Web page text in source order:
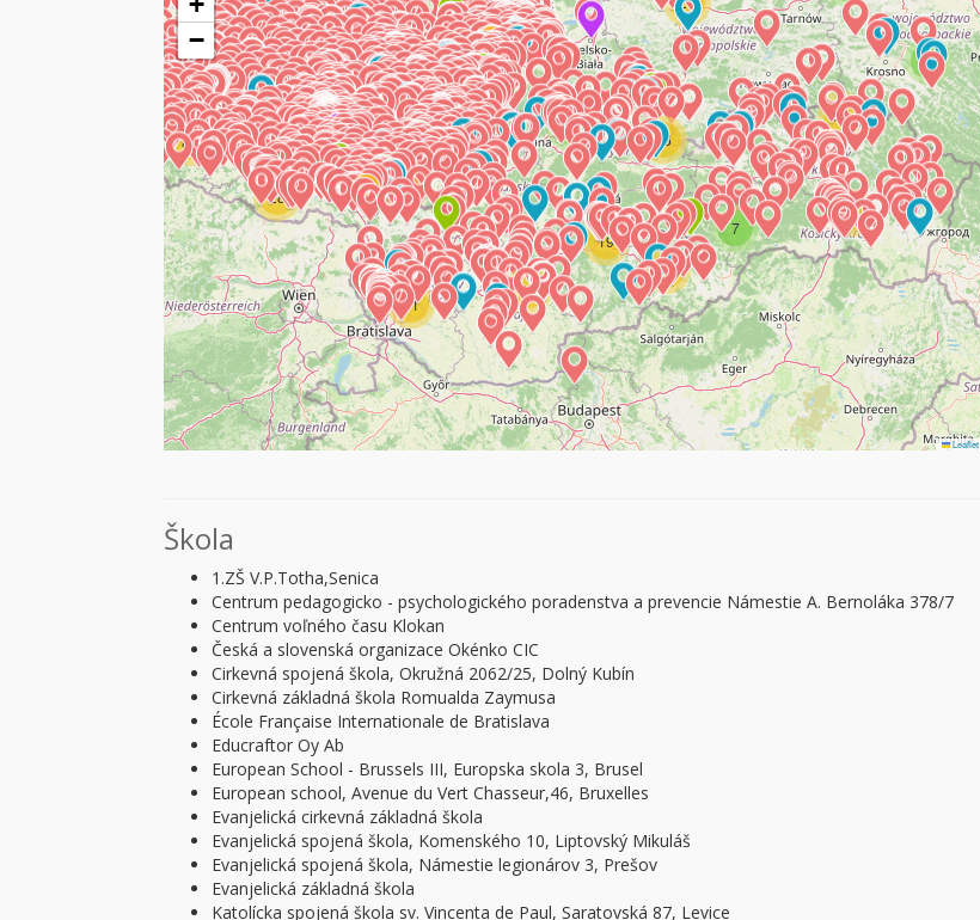
2
7
71
7
21
51
9
7
19
16
44
66
28
82
534
160
560
−
Leaflet
Škola
1.ZŠ V.P.Totha,Senica
Centrum pedagogicko - psychologického poradenstva a prevencie Námestie A. Bernoláka 378/7
Centrum voľného času Klokan
Česká a slovenská organizace Okénko CIC
Cirkevná spojená škola, Okružná 2062/25, Dolný Kubín
Cirkevná základná škola Romualda Zaymusa
École Française Internationale de Bratislava
Educraftor Oy Ab
European School - Brussels III, Europska skola 3, Brusel
European school, Avenue du Vert Chasseur,46, Bruxelles
Evanjelická cirkevná základná škola
Evanjelická spojená škola, Komenského 10, Liptovský Mikuláš
Evanjelická spojená škola, Námestie legionárov 3, Prešov
Evanjelická základná škola
Katolícka spojená škola sv. Vincenta de Paul, Saratovská 87, Levice